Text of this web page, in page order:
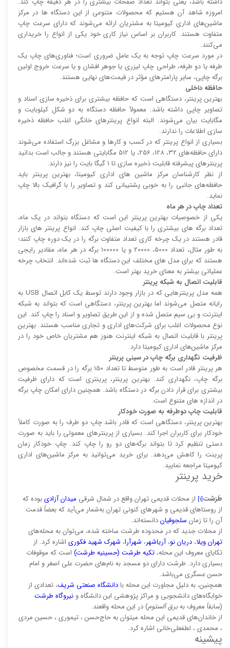
امروزه شاهد آن هستیم که محصولات متنوعی از این دستگاه ها در مرکز
ماشین‌های اداری کیومیتا به مشتریان ارائه می‌شوند که دارای سرعت چاپ
متفاوت هستند. کاربران بر اساس نیاز کاری خود یکی از انواع را خریداری
می‌کنند.
در مورد سرعت چاپ توجه به یک عامل ضروری است؛ فناوری‌های چاپ یک
طرفه یا دو طرفه، طراحی چاپ لیزری یا جوهر افشان و یا سرعت خروج اولین
برگه چاپی، سایر پارامتر‌های مؤثر در قیمت‌های نهایی هستند.
حافظه داخلی
بهترین پرینتر، دستگاهی است که حافظه بیشتری برای ذخیره سازی اسناد و
تصاویر چاپی داشته باشد. معمولاً حافظه دستگاه به دو شکل کیلوبایت و
مگابایت بیان می‌شوند. البته انواع پرینتر‌های خانگی اغلب حافظه ذخیره
سازی اطلاعات را ندارند.
بسیاری از انواع پرینتر که در کسب و کار‌ها و مشاغل بزرگ استفاده می‌شوند
دارای حافظه‌های 32، 128، 256، یا 512 مگابایتی هستند و جالب است بدانید
پرینتر‌های پیشرفته قابلیت ذخیره سازی تا 1 گیگا بایت را نیز دارند.
از نظر کارشناسان مرکز ماشین های اداری کیومیتا، بهترین پرینتر باید
حافظه‌های جانبی را به خوبی پشتیبانی کند و تصاویر را با گرافیک بالا چاپ
نماید.
تعداد چاپ در هر ماه
یکی از خصوصیات بهترین پرینتر این است که دستگاه بتواند در یک ماه،
تعداد برگه های بیشتری را با کیفیت اصلی چاپ کند. انواع پرینتر های بازار
قادر هستند در یک چرخه کاری تعداد متفاوت برگه را در یک دوره چاپ کنند؛
به طور مثال، تعداد 5000، 20000 و یا 100000 برگه در هر ماه، مقادیر رایجی
هستند که برای مدل های مختلف این دستگاه ها ثبت شده‌اند. انتخاب چرخه
عملیاتی بیشتر به معنای خرید بهتر است.
قابلیت اتصال به شبکه پرینتر
همه مدل پرینتر‌هایی که در بازار وجود دارند توسط یک کابل اتصال USB به
رایانه متصل می‌شوند اما بهترین پرینتر، دستگاهی است که بتواند به شبکه
اینترنت و بی سیم متصل شده و از این طریق تصاویر و اسناد را چاپ کند. این
نوع محصولات اغلب برای شرکت‌های اداری و تجاری مناسب هستند. بهترین
پرینتر با قابلیت اتصال به شبکه اینترنت هنوز هم مشتریان خاص خود را در
مرکز ماشین‌های اداری کیومیتا دارد.
ظرفیت نگهداری برگه چاپ در سینی پرینتر
هر پرینتر قادر است به طور متوسط تا تعداد 150 برگه را در قسمت مخصوص
برگه چاپ، نگهداری کند. بهترین پرینتر، پرینتری است که دارای ظرفیت
بیشتری برای قرار دادن برگه در دستگاه باشد. همچنین دارای امکان چاپ برگه
در اندازه های متنوع است.
قابلیت چاپ دوطرفه به صورت خودکار
بهترین پرینتر، دستگاهی است که قادر باشد چاپ دو طرف را به صورت کاملاً
خودکار برای کاربران اجرا کند. بسیاری از پرینتر‌های معمولی را باید به صورت
دستی تنظیم کرد تا بتواند برگه‌های دو رو را چاپ کند. چاپ خودکار زمان
پرینت را کاهش می‌دهد. برای خرید می‌توانید به مرکز ماشین‌های اداری
کیومیتا مراجعه نمایید.
خرید پرینتر
طَرَشت[۱] از محلات قدیمی تهران واقع در شمال شرقی میدان آزادیبوده که
از روستاهای قدیمی و شهرهای کنونی تهران به‌شمار می‌آید که بعضاً قدمت
آن را تا زمان سلجوقیاندانسته‌اند.
از محلات جدید که در محدوده طرشت ساخته شده، می‌توان به محله‌های
تهران ویلا، دریان نو،آریاشهر، شهرآرا، شهرک شهید فکوری اشاره کرد. از
تکایای معروف این محله، تکیه طرشت (حسینیه طرشت) است که موقوفات
بسیاری دارد. طرشت دارای دو مسجد به نام‌های حضرت علی اصغر و امام
حسن عسگری می‌باشد.
همچنین، به دلیل مجاورت این محله بادانشگاه صنعتی شریف، تعدادی از
خوابگاه‌های دانشجویی و مراکز پژوهشی این دانشگاه و نیروگاه طرشت
(سابقاً معروف بهبرق آلستوم) در این محله واقعند.
از خاندان‌های قدیمی این محله میتوان به حاج‌حسن ، تیموری ، حسین مردی
، محمدی ، لطفعلی‌خانی اشاره کرد.
پیشینه